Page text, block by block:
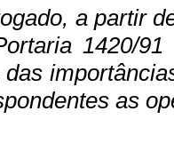
a partir
1420/
das
as